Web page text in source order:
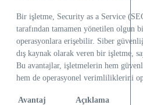
Bir işletme, Security as a Service
tarafından tamamen yönetilen olgun
operasyonlara erişebilir. Siber
dış kaynak olarak veren bir işletme,
Bu avantajlar, işletmelerin hem
hem de operasyonel verimliliklerini
Avantaj Açıklama